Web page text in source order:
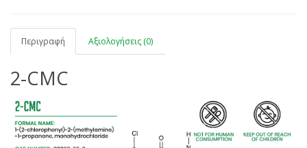
Περιγραφή Αξιολογήσεις (0)
2-CMC